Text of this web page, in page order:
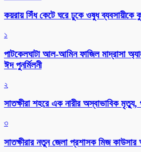
কয়রায় সিঁধ কেটে ঘরে ঢুকে ওষুধ ব্যবসায়ীকে
১
পাটকেলঘাটা আল-আমিন ফাজিল মাদ্রাসা
ঈদ পুনর্মিলনী
২
সাতক্ষীরা শহরে এক নারীর অস্বাভাবিক
৩
সাতক্ষীরার নতুন জেলা প্রশাসক মিজ